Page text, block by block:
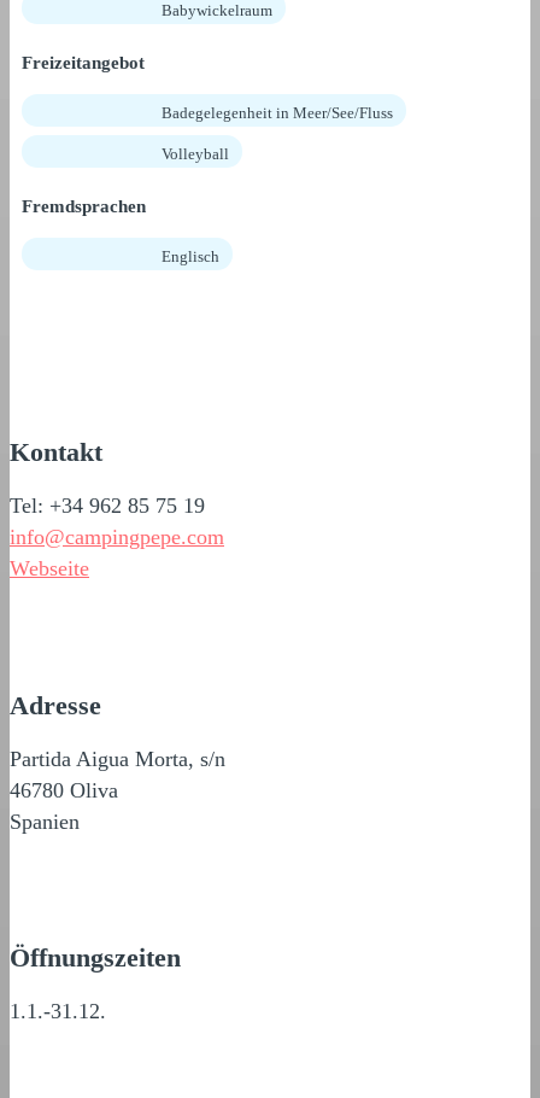
Babywickelraum
Freizeitangebot
Badegelegenheit in Meer/See/Fluss
Volleyball
Fremdsprachen
Englisch
Kontakt
Tel: +34 962 85 75 19
info@campingpepe.com
Webseite
Adresse
Partida Aigua Morta, s/n
46780 Oliva
Spanien
Öffnungszeiten
1.1.-31.12.